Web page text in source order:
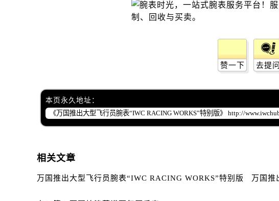
内蒙古自治区赤峰市红山区哈达街万国售后服务中
内蒙古自治区鄂尔多斯市东胜区伊金霍洛街万国售
内蒙古自治区通辽市科尔沁区明仁大街万国售后服
内蒙古自治区乌海市海勃湾区人民南路万国售后服
内蒙古自治区锡林郭勒盟市锡林浩特市光明街与
山西省大同市平城区迎宾街万国售后服务中心（需
山西省吕梁市离石区永宁中路与建设街交叉口万国
赞一下 去提问
本页永久地址：
相关文章
万国推出大型飞行员腕表“IWC RACING WORKS”特别版 万国推